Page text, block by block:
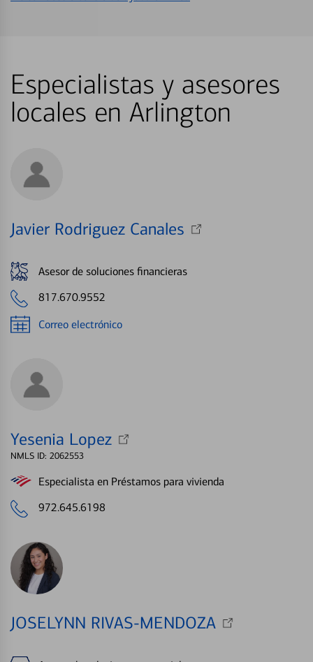
Especialistas y asesores
locales en Arlington
Javier Rodriguez Canales
Asesor de soluciones financieras
817.670.9552
Correo electrónico
Yesenia Lopez
NMLS ID: 2062553
Especialista en Préstamos para vivienda
972.645.6198
JOSELYNN RIVAS-MENDOZA